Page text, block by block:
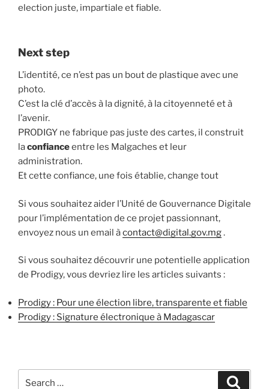
election juste, impartiale et fiable.
Next step
L’identité, ce n’est pas un bout de plastique avec une
photo.
C’est la clé d’accès à la dignité, à la citoyenneté et à
l’avenir.
PRODIGY ne fabrique pas juste des cartes, il construit
laconfianceentre les Malgaches et leur
administration.
Et cette confiance, une fois établie, change tout
Si vous souhaitez aider l’Unité de Gouvernance Digitale
pour l’implémentation de ce projet passionnant,
envoyez nous un email àcontact@digital.gov.mg.
Si vous souhaitez découvrir une potentielle application
de Prodigy, vous devriez lire les articles suivants :
Prodigy : Pour une élection libre, transparente et fiable
Prodigy : Signature électronique à Madagascar